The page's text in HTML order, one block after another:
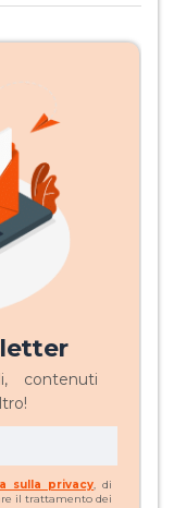
contenuti
sulla privacy, di
il trattamento dei